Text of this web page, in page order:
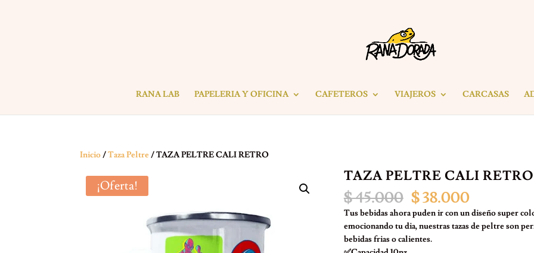
RANA LAB PAPELERIA Y OFICINA CAFETEROS VIAJEROS CARCASAS
Inicio/Taza Peltre/ TAZA PELTRE CALI RETRO
¡Oferta!
TAZA PELTRE CALI RETRO
$45.000 El
precio
original
era:
$38.000El
precio
actual
es:
Tus bebidas ahora puden ir con un diseño super
emocionando tu dia, nuestras tazas de peltre son
bebidas frias o calientes.